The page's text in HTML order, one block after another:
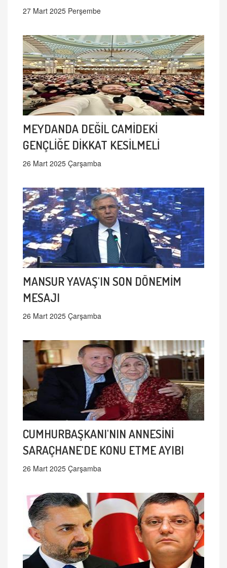
27 Mart 2025 Perşembe
MEYDANDA DEĞİL CAMİDEKİ
GENÇLİĞE DİKKAT KESİLMELİ
26 Mart 2025 Çarşamba
MANSUR YAVAŞ'IN SON DÖNEMİM
MESAJI
26 Mart 2025 Çarşamba
CUMHURBAŞKANI'NIN ANNESİNİ
SARAÇHANE'DE KONU ETME AYIBI
26 Mart 2025 Çarşamba